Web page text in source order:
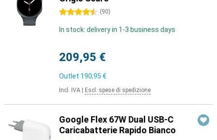
4.5 stelle (90)
In stock: delivery in 1-3 business days
209,95 €
Outlet 190,95 €
Incl. IVA Escl. spese di spedizione
Google Flex 67W Dual USB-C
Caricabatterie Rapido Bianco